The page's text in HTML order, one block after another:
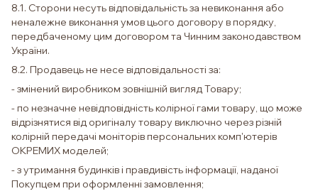
8.1. Сторони несуть відповідальність за невиконання або
неналежне виконання умов цього договору в порядку,
передбаченому цим договором та Чинним законодавством
України.
8.2. Продавець не несе відповідальності за:
- змінений виробником зовнішній вигляд Товару;
- по незначне невідповідність колірної гами товару, що може
відрізнятися від оригіналу товару виключно через різній
колірній передачі моніторів персональних комп'ютерів
ОКРЕМИХ моделей;
- з утримання будинків і правдивість інформації, наданої
Покупцем при оформленні замовлення;